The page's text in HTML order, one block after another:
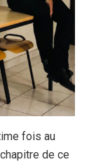
fois au
de ce